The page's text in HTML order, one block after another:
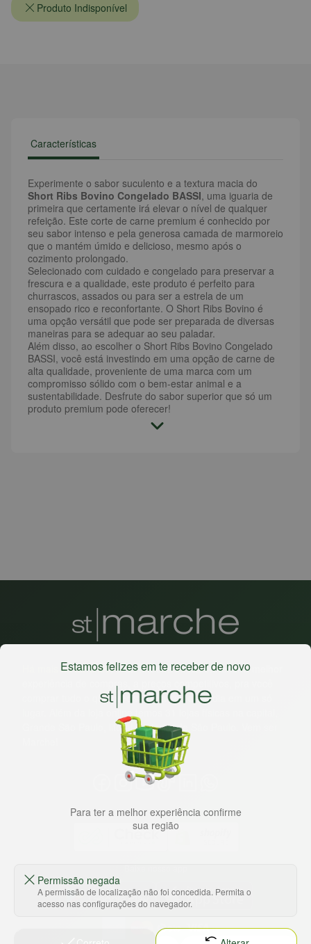
Produto Indisponível
Características
Experimente o sabor suculento e a textura macia do
Short Ribs Bovino Congelado BASSI, uma iguaria de
primeira que certamente irá elevar o nível de qualquer
refeição. Este corte de carne premium é conhecido por
seu sabor intenso e pela generosa camada de marmoreio
que o mantém úmido e delicioso, mesmo após o
cozimento prolongado.
Selecionado com cuidado e congelado para preservar a
frescura e a qualidade, este produto é perfeito para
churrascos, assados ou para ser a estrela de um
ensopado rico e reconfortante. O Short Ribs Bovino é
uma opção versátil que pode ser preparada de diversas
maneiras para se adequar ao seu paladar.
Além disso, ao escolher o Short Ribs Bovino Congelado
BASSI, você está investindo em uma opção de carne de
alta qualidade, proveniente de uma marca com um
compromisso sólido com o bem-estar animal e a
sustentabilidade. Desfrute do sabor superior que só um
produto premium pode oferecer!
Há mais de 22 anos, o St. Marche busca oferecer a melhor
experiência de compras, a preços competitivos, pra você
comprar tudo o que precisa para seu dia a dia em um só
lugar. Além da loja online temos 31 lojas físicas na capital,
Grande São Paulo, litoral e interior de São Paulo. Vem ser
Estamos felizes em te receber de novo
Para ter a melhor experiência confirme
sua região
Permissão negada
A permissão de localização não foi concedida. Permita o
acesso nas configurações do navegador.